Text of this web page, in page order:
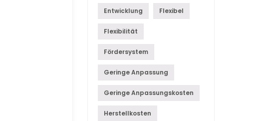
Entwicklung Flexibel
Flexibilität
Fördersystem
Geringe Anpassung
Geringe Anpassungskosten
Herstellkosten